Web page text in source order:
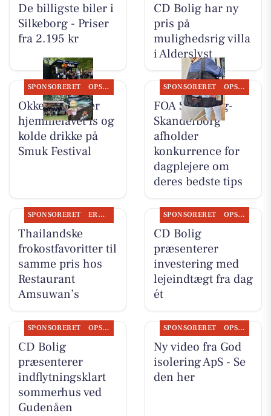
De billigste biler i
Silkeborg - Priser
fra 2.195 kr
CD Bolig har ny
pris på
mulighedsrig villa
i Alderslyst
SPONSORERET OPSLAGSTAVLEN
Okkels serverer
hjemmelavet is og
kolde drikke på
Smuk Festival
SPONSORERET OPSLAGSTAVLEN
FOA Silkeborg-
Skanderborg
afholder
konkurrence for
dagplejere om
deres bedste tips
SPONSORERET ERHVERV
Thailandske
frokostfavoritter til
samme pris hos
Restaurant
Amsuwan’s
SPONSORERET OPSLAGSTAVLEN
CD Bolig
præsenterer
investering med
lejeindtægt fra dag
ét
SPONSORERET OPSLAGSTAVLEN
CD Bolig
præsenterer
indflytningsklart
sommerhus ved
Gudenåen
SPONSORERET OPSLAGSTAVLEN
Ny video fra God
isolering ApS - Se
den her